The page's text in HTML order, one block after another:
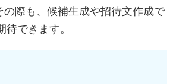
の際も、候補生成や招待文作成で
できます。